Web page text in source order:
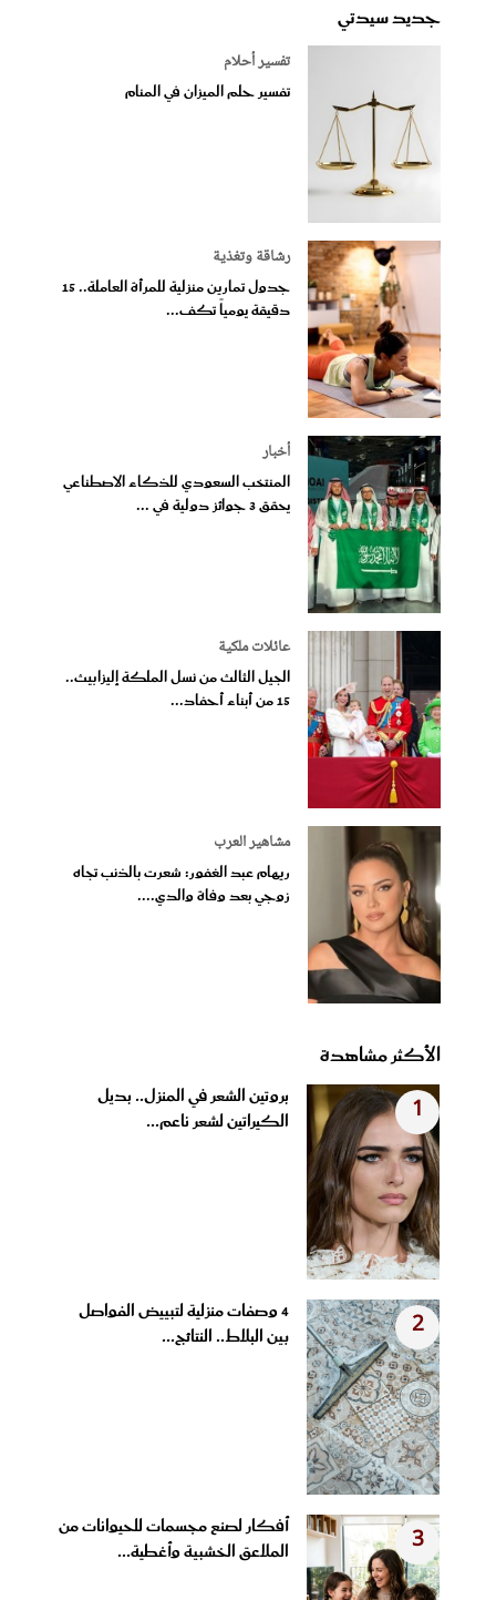
جديد سيدتي
تفسير أحلام
تفسير حلم الميزان في المنام
رشاقة وتغذية
جدول تمارين منزلية للمرأة العاملة.. 15
دقيقة يومياً تكف...
أخبار
المنتخب السعودي للذكاء الاصطناعي
يحقق 3 جوائز دولية في ...
عائلات ملكية
الجيل الثالث من نسل الملكة إليزابيث..
15 من أبناء أحفاد...
مشاهير العرب
ريهام عبد الغفور: شعرت بالذنب تجاه
زوجي بعد وفاة والدي....
الأكثر مشاهدة
1
بروتين الشعر في المنزل.. بديل
الكيراتين لشعر ناعم...
2
4 وصفات منزلية لتبييض الفواصل
بين البلاط.. النتائج...
3
أفكار لصنع مجسمات للحيوانات من
الملاعق الخشبية وأغطية...